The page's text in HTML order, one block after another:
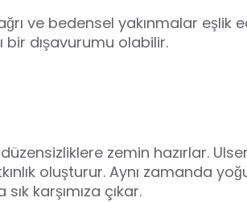
ve bedensel yakınmalar
bir dışavurumu olabilir.
zemin hazırlar.
oluşturur. Aynı zamanda
karşımıza çıkar.